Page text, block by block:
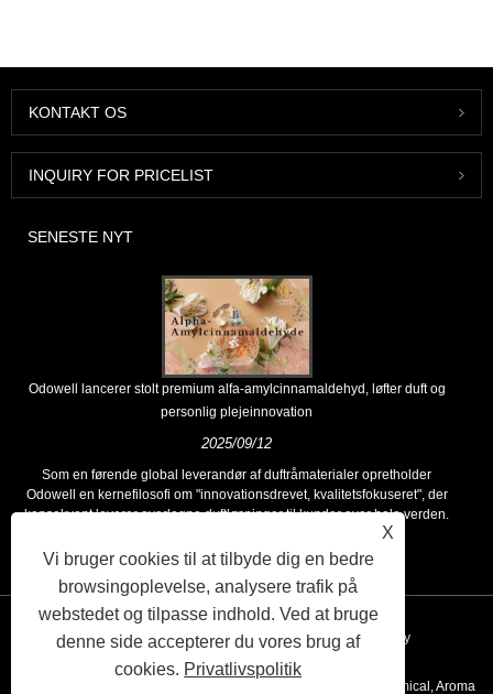
KONTAKT OS
INQUIRY FOR PRICELIST
SENESTE NYT
Odowell lancerer stolt premium alfa-amylcinnamaldehyd, løfter duft og
personlig plejeinnovation
2025/09/12
Som en førende global leverandør af duftråmaterialer opretholder
Odowell en kernefilosofi om "innovationsdrevet, kvalitetsfokuseret", der
konsekvent leverer overlegne duftløsninger til kunder over hele verden.
Links Sitemap RSS XML Privacy Policy
Copyright © 2020 Kunshan Odowell co., Ltd - China Aroma Chemical, Aroma
X
Vi bruger cookies til at tilbyde dig en bedre
browsingoplevelse, analysere trafik på
webstedet og tilpasse indhold. Ved at bruge
denne side accepterer du vores brug af
cookies. Privatlivspolitik